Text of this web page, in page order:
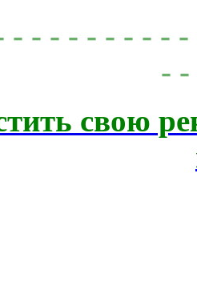
- - - - - - - - -
- -
свою